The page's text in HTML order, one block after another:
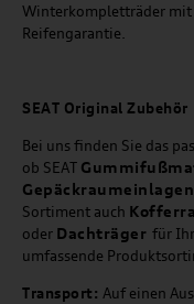
Winterkompletträder
Reifengarantie.
SEAT Original Zubehör
Bei uns finden Sie das
ob SEAT
Gepäckraumeinlagen
Sortiment auch
oder Dachträger für
umfassende
Transport: Auf einen